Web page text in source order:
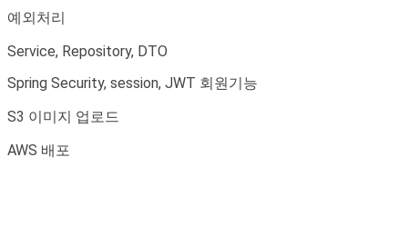
예외처리
Service, Repository, DTO
Spring Security, session, JWT 회원기능
S3 이미지 업로드
AWS 배포